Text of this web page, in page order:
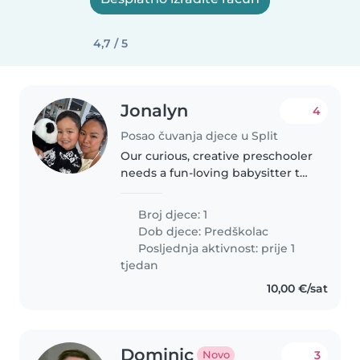
4,7 / 5
Jonalyn
Posao čuvanja djece u Split
4
Our curious, creative preschooler
needs a fun-loving babysitter to
someone fluent in English and
mayebe French who is creative
and enjoys being with children...
Broj djece: 1
Dob djece: Predškolac
Posljednja aktivnost: prije 1
tjedan
10,00 €/sat
Dominic Novo 3